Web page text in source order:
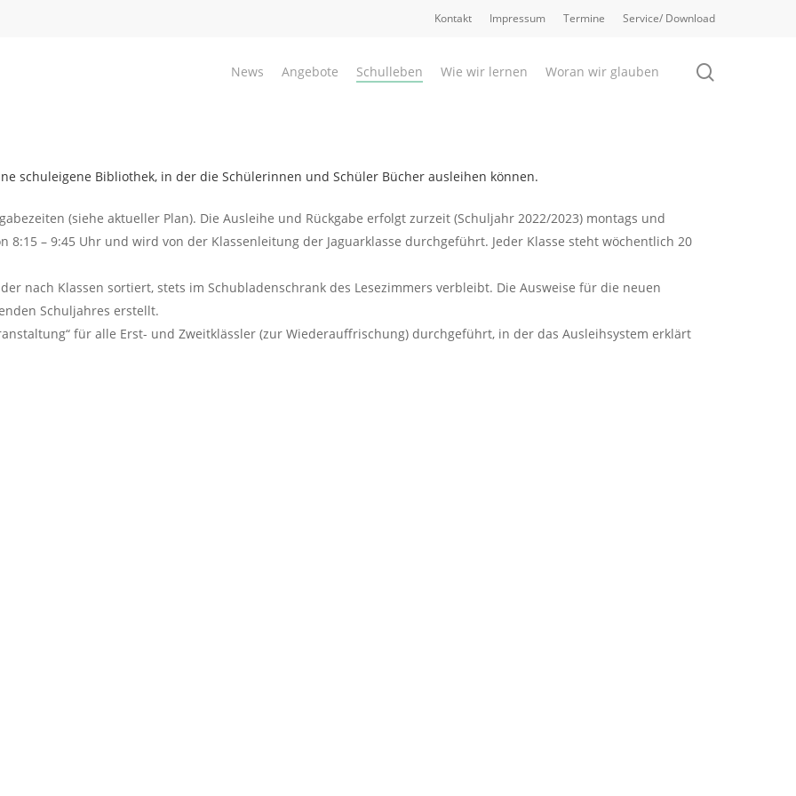
Kontakt Impressum Termine Service/ Download
News Angebote Schulleben Wie wir lernen Woran wir glauben
schuleigene Bibliothek, in der die Schülerinnen und Schüler Bücher ausleihen können.
(siehe aktueller Plan). Die Ausleihe und Rückgabe erfolgt zurzeit (Schuljahr 2022/2023) montags und
8:15 – 9:45 Uhr und wird von der Klassenleitung der Jaguarklasse durchgeführt. Jeder Klasse steht wöchentlich 20
nach Klassen sortiert, stets im Schubladenschrank des Lesezimmers verbleibt. Die Ausweise für die neuen
Schuljahres erstellt.
für alle Erst- und Zweitklässler (zur Wiederauffrischung) durchgeführt, in der das Ausleihsystem erklärt